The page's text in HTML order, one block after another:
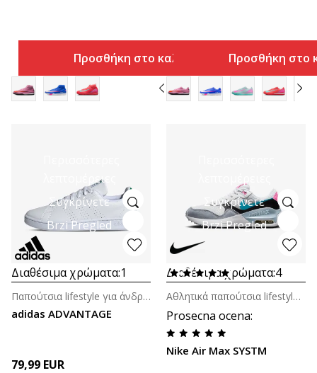
Προσθήκη στο καλάθι Προσθήκη στο
λεπτομέρειες
Συγκρίνετε
Brzi Pregled
Διαθέσιμα χρώματα:1
adidas ADVANTAGE
Παπούτσια lifestyle για άνδρες
79,99 EUR
Συγκρίνετε
Brzi Pregled
Διαθέσιμα χρώματα:4
Prosecna ocena:
Nike Air Max SYSTM
Αθλητικά παπούτσια lifestyle για αγόρια